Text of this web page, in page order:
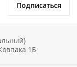
Подписаться
1Б